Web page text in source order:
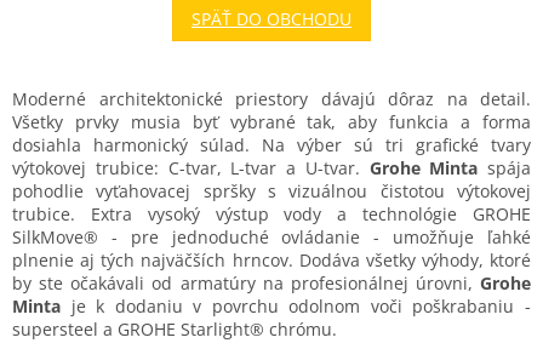
SPÄŤ DO OBCHODU
Moderné architektonické priestory dávajú dôraz na detail.
Všetky prvky musia byť vybrané tak, aby funkcia a forma
dosiahla harmonický súlad. Na výber sú tri grafické tvary
výtokovej trubice: C-tvar, L-tvar a U-tvar. Grohe Minta spája
pohodlie vyťahovacej spršky s vizuálnou čistotou výtokovej
trubice. Extra vysoký výstup vody a technológie GROHE
SilkMove® - pre jednoduché ovládanie - umožňuje ľahké
plnenie aj tých najväčších hrncov. Dodáva všetky výhody, ktoré
by ste očakávali od armatúry na profesionálnej úrovni, Grohe
Minta je k dodaniu v povrchu odolnom voči poškrabaniu -
supersteel a GROHE Starlight® chrómu.